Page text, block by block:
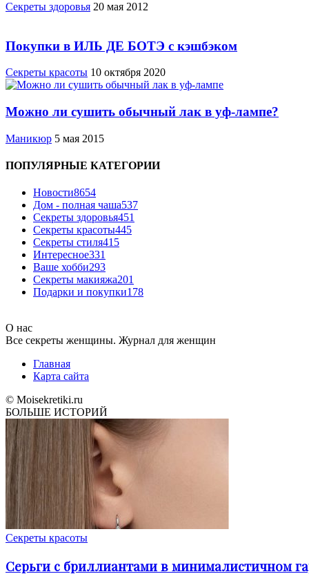
Cекреты здоровья 20 мая 2012
Покупки в ИЛЬ ДЕ БОТЭ с кэшбэком
Секреты красоты 10 октября 2020
Можно ли сушить обычный лак в уф-лампе?
Маникюр 5 мая 2015
ПОПУЛЯРНЫЕ КАТЕГОРИИ
Новости8654
Дом - полная чаша537
Cекреты здоровья451
Секреты красоты445
Секреты стиля415
Интересное331
Ваше хобби293
Секреты макияжа201
Подарки и покупки178
О нас
Все секреты женщины. Журнал для женщин
Главная
Карта сайта
© Moisekretiki.ru
БОЛЬШЕ ИСТОРИЙ
Секреты красоты
Серьги с бриллиантами в минималистичном